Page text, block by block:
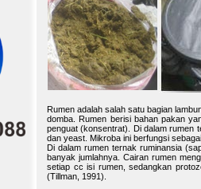
Rumen adalah salah satu bagian
domba. Rumen berisi bahan pakan
penguat (konsentrat). Di dalam rumen
dan yeast. Mikroba ini berfungsi
Di dalam rumen ternak ruminansia
banyak jumlahnya. Cairan rumen
setiap cc isi rumen, sedangkan
(Tillman, 1991).